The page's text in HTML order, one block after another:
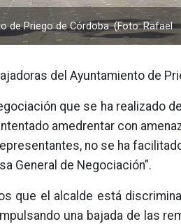
de Priego de Córdoba. (Foto: Rafael
del Ayuntamiento de
que se ha realizado
amedrentar con
no se ha
General de Negociación”.
que el alcalde está
una bajada de las